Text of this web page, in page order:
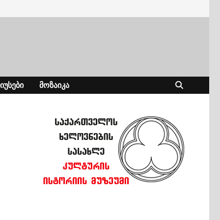
ᲛᲝᲖᲐᲘᲙᲐ